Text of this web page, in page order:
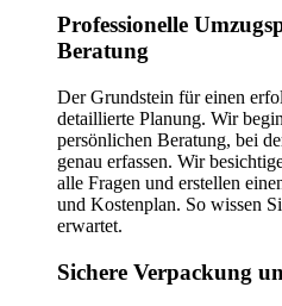
Professionelle
Beratung
Der Grundstein für einen
detaillierte Planung. Wir
persönlichen Beratung, bei
genau erfassen. Wir
alle Fragen und erstellen
und Kostenplan. So wissen
erwartet.
Sichere Verpackung